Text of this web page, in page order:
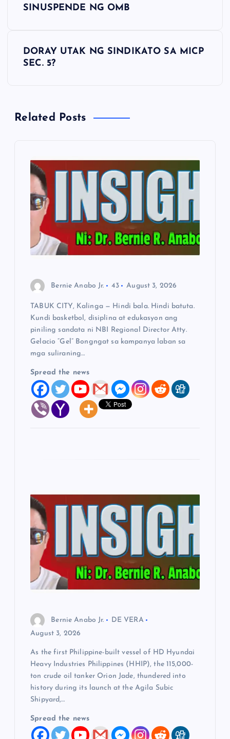
a
SINUSPENDE NG OMB
DORAY UTAK NG SINDIKATO SA MICP
SEC. 5?
Related Posts
Bernie Anabo Jr. 43 August 3, 2026
TABUK CITY, Kalinga — Hindi bala. Hindi batuta.
Kundi basketbol, disiplina at edukasyon ang
piniling sandata ni NBI Regional Director Atty.
Gelacio “Gel” Bongngat sa kampanya laban sa
mga suliraning…
Spread the news
Bernie Anabo Jr.
DE VERA
August 3, 2026
As the first Philippine-built vessel of HD Hyundai
Heavy Industries Philippines (HHIP), the 115,000-
ton crude oil tanker Orion Jade, thundered into
history during its launch at the Agila Subic
Shipyard,…
Spread the news